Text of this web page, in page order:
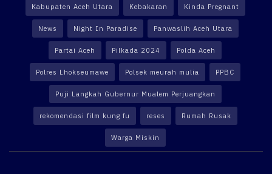
Kabupaten Aceh Utara Kebakaran Kinda Pregnant
News Night In Paradise Panwaslih Aceh Utara
Partai Aceh Pilkada 2024 Polda Aceh
Polres Lhokseumawe Polsek meurah mulia PPBC
Puji Langkah Gubernur Mualem Perjuangkan
rekomendasi film kung fu reses Rumah Rusak
Warga Miskin